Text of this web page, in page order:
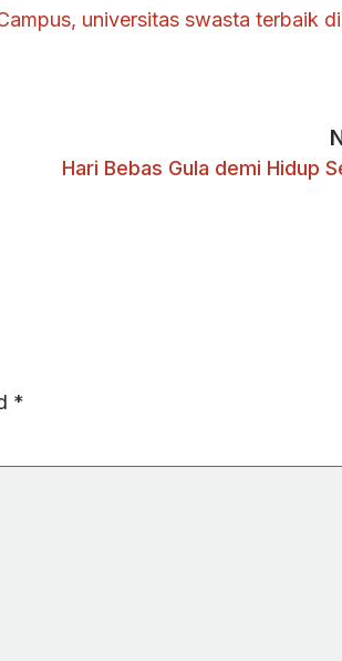
, universitas swasta terbaik di
Hari Bebas Gula demi Hidup
*